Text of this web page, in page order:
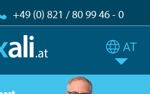
+49 (0) 821 / 80 99 46 - 0